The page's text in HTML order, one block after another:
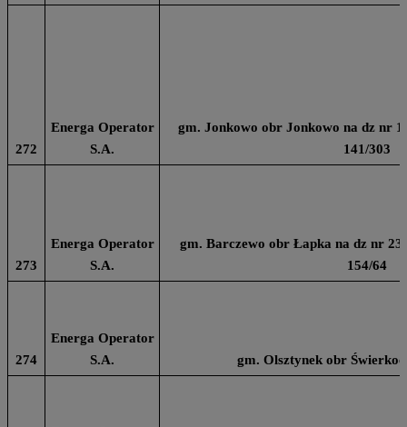
272
Energa Operator
S.A.
gm. Jonkowo obr Jonkowo na dz nr
141/303
273
Energa Operator
S.A.
gm. Barczewo obr Łapka na dz nr
154/64
274
Energa Operator
S.A.
gm. Olsztynek obr